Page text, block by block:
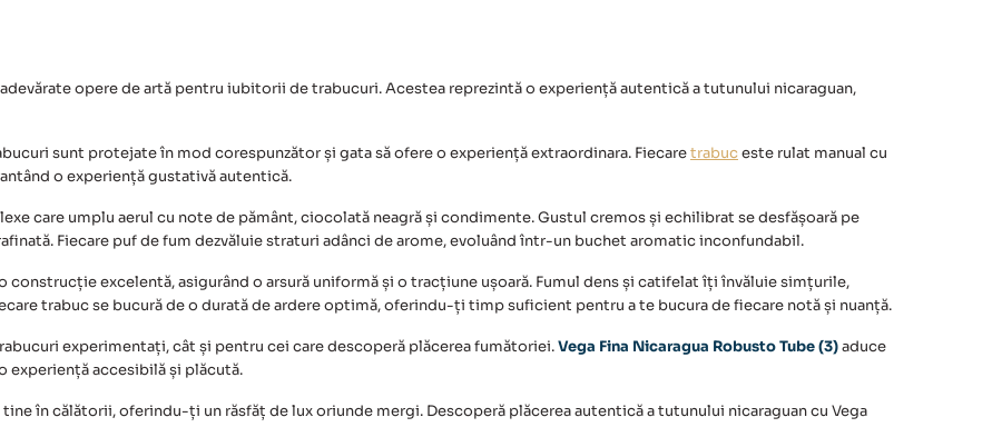
opere de artă pentru iubitorii de trabucuri. Acestea reprezintă o experiență autentică a tutunului nicaraguan,
sunt protejate în mod corespunzător și gata să ofere o experiență extraordinara. Fiecaretrabuc este rulat manual cu
o experiență gustativă autentică.
care umplu aerul cu note de pământ, ciocolată neagră și condimente. Gustul cremos și echilibrat se desfășoară pe
Fiecare puf de fum dezvăluie straturi adânci de arome, evoluând într-un buchet aromatic inconfundabil.
construcție excelentă, asigurând o arsură uniformă și o tracțiune ușoară. Fumul dens și catifelat îți învăluie simțurile,
trabuc se bucură de o durată de ardere optimă, oferindu-ți timp suficient pentru a te bucura de fiecare notă și nuanță.
experimentați, cât și pentru cei care descoperă plăcerea fumătoriei.Vega Fina Nicaragua Robusto Tube (3)aduce
accesibilă și plăcută.
în călătorii, oferindu-ți un răsfăț de lux oriunde mergi. Descoperă plăcerea autentică a tutunului nicaraguan cu Vega